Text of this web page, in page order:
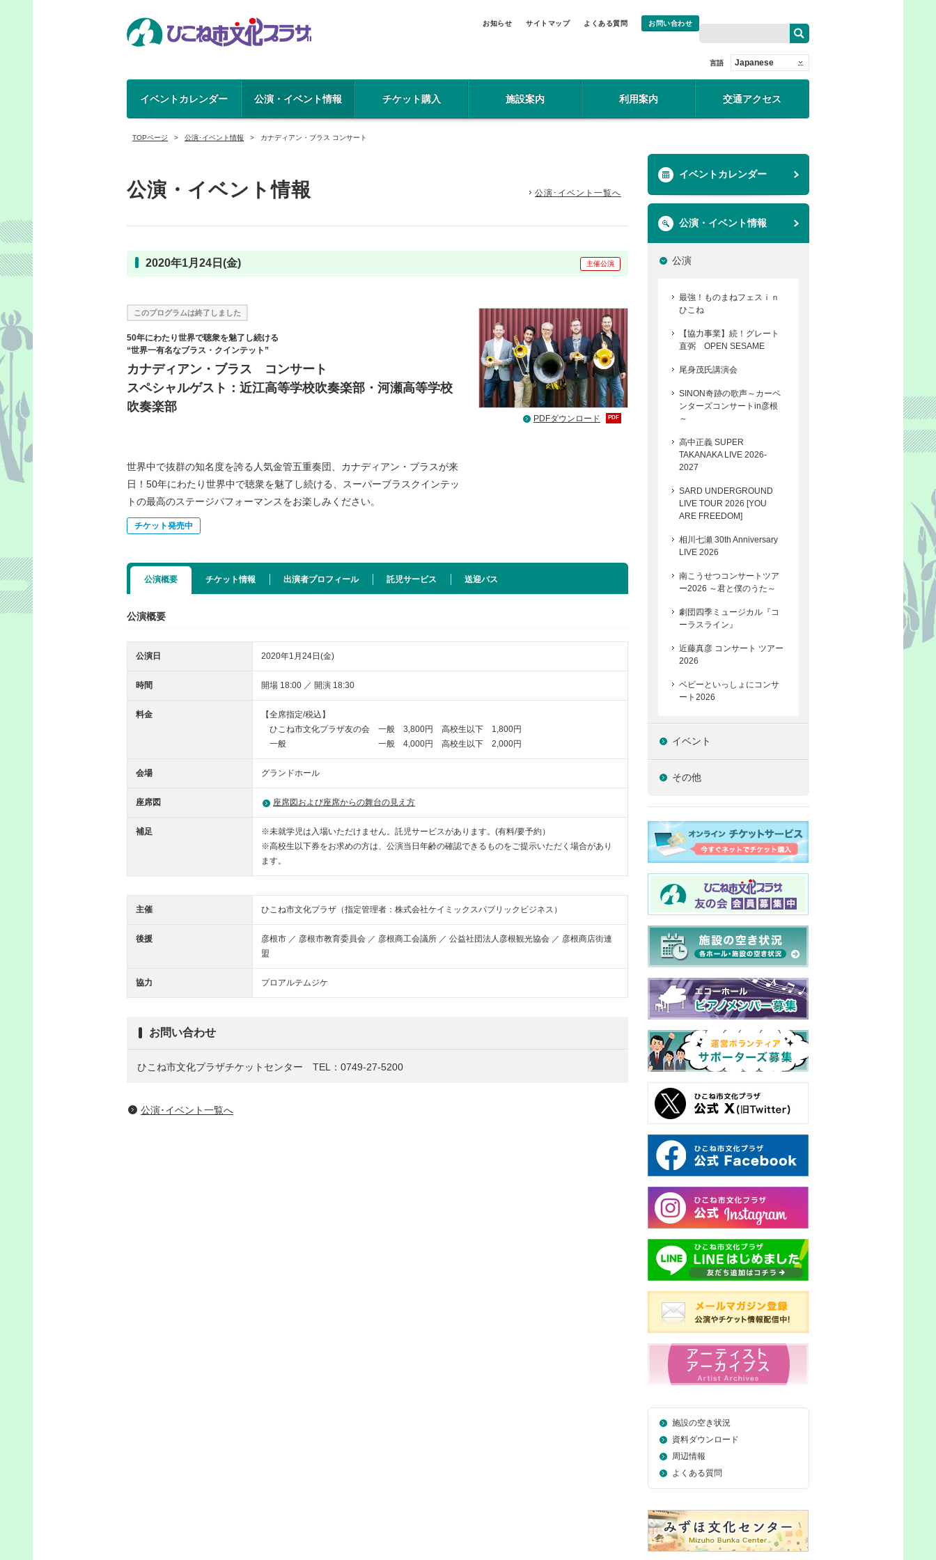
お知らせ サイトマップ よくある質問 お問い合わせ
言語 Japanese
イベントカレンダー 公演・イベント情報 チケット購入 施設案内 利用案内 交通アクセス
TOPページ 公演･イベント情報 カナディアン・ブラス コンサート
公演・イベント情報 公演･イベント一覧へ
2020年1月24日(金) 主催公演
このプログラムは終了しました
50年にわたり世界で聴衆を魅了し続ける
“世界一有名なブラス・クインテット”
カナディアン・ブラス コンサート
スペシャルゲスト：近江高等学校吹奏楽部・河瀬高等学校
吹奏楽部
世界中で抜群の知名度を誇る人気金管五重奏団、カナディアン・ブラスが来
日！50年にわたり世界中で聴衆を魅了し続ける、スーパーブラスクインテッ
トの最高のステージパフォーマンスをお楽しみください。
チケット発売中
PDFダウンロード PDF
公演概要 チケット情報 出演者プロフィール 託児サービス 送迎バス
公演概要
公演日 2020年1月24日(金)
時間 開場 18:00 ／ 開演 18:30
料金
【全席指定/税込】
ひこね市文化プラザ友の会 一般 3,800円 高校生以下 1,800円
一般 一般 4,000円 高校生以下 2,000円
会場 グランドホール
座席図 座席図および座席からの舞台の見え方
補足
※未就学児は入場いただけません。託児サービスがあります。(有料/要予約）
※高校生以下券をお求めの方は、公演当日年齢の確認できるものをご提示いただく場合があり
ます。
主催 ひこね市文化プラザ（指定管理者：株式会社ケイミックスパブリックビジネス）
後援
彦根市 ／ 彦根市教育委員会 ／ 彦根商工会議所 ／ 公益社団法人彦根観光協会 ／ 彦根商店街連
盟
協力 プロアルテムジケ
お問い合わせ
ひこね市文化プラザチケットセンター TEL： 0749-27-5200
公演･イベント一覧へ
イベントカレンダー
公演・イベント情報
公演
最強！ものまねフェスｉｎ
ひこね
【協力事業】続！グレート
直弼 OPEN SESAME
尾身茂氏講演会
SINON奇跡の歌声～カーペ
ンターズコンサートin彦根
～
高中正義 SUPER
TAKANAKA LIVE 2026-
2027
SARD UNDERGROUND
LIVE TOUR 2026 [YOU
ARE FREEDOM]
相川七瀬 30th Anniversary
LIVE 2026
南こうせつコンサートツア
ー2026 ～君と僕のうた～
劇団四季ミュージカル『コ
ーラスライン』
近藤真彦 コンサート ツアー
2026
ベビーといっしょにコンサ
ート2026
イベント
その他
施設の空き状況
資料ダウンロード
周辺情報
よくある質問